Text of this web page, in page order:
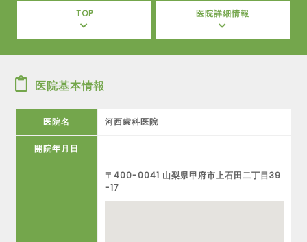
TOP 医院詳細情報
医院基本情報
医院名 河西歯科医院
開院年月日
〒400-0041 山梨県甲府市上石田二丁目39
-17